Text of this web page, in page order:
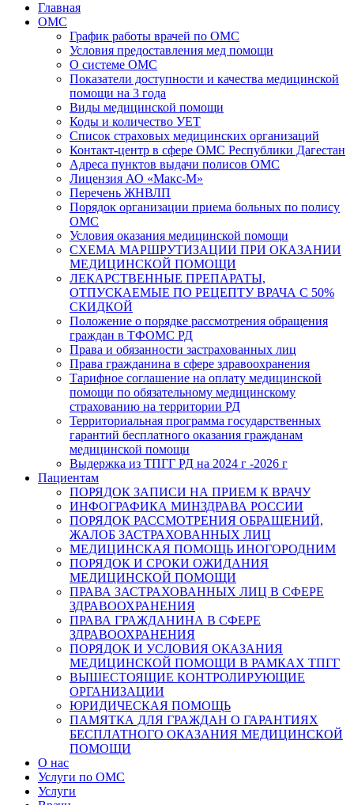
Главная
ОМС
График работы врачей по ОМС
Условия предоставления мед помощи
О системе ОМС
Показатели доступности и качества медицинской
помощи на 3 года
Виды медицинской помощи
Коды и количество УЕТ
Список страховых медицинских организаций
Контакт-центр в сфере ОМС Республики Дагестан
Адреса пунктов выдачи полисов ОМС
Лицензия АО «Макс-М»
Перечень ЖНВЛП
Порядок организации приема больных по полису
ОМС
Условия оказания медицинской помощи
СХЕМА МАРШРУТИЗАЦИИ ПРИ ОКАЗАНИИ
МЕДИЦИНСКОЙ ПОМОЩИ
ЛЕКАРСТВЕННЫЕ ПРЕПАРАТЫ,
ОТПУСКАЕМЫЕ ПО РЕЦЕПТУ ВРАЧА С 50%
СКИДКОЙ
Положение о порядке рассмотрения обращения
граждан в ТФОМС РД
Права и обязанности застрахованных лиц
Права гражданина в сфере здравоохранения
Тарифное соглашение на оплату медицинской
помощи по обязательному медицинскому
страхованию на территории РД
Территориальная программа государственных
гарантий бесплатного оказания гражданам
медицинской помощи
Выдержка из ТПГГ РД на 2024 г -2026 г
Пациентам
ПОРЯДОК ЗАПИСИ НА ПРИЕМ К ВРАЧУ
ИНФОГРАФИКА МИНЗДРАВА РОССИИ
ПОРЯДОК РАССМОТРЕНИЯ ОБРАЩЕНИЙ,
ЖАЛОБ ЗАСТРАХОВАННЫХ ЛИЦ
МЕДИЦИНСКАЯ ПОМОЩЬ ИНОГОРОДНИМ
ПОРЯДОК И СРОКИ ОЖИДАНИЯ
МЕДИЦИНСКОЙ ПОМОЩИ
ПРАВА ЗАСТРАХОВАННЫХ ЛИЦ В СФЕРЕ
ЗДРАВООХРАНЕНИЯ
ПРАВА ГРАЖДАНИНА В СФЕРЕ
ЗДРАВООХРАНЕНИЯ
ПОРЯДОК И УСЛОВИЯ ОКАЗАНИЯ
МЕДИЦИНСКОЙ ПОМОЩИ В РАМКАХ ТПГГ
ВЫШЕСТОЯЩИЕ КОНТРОЛИРУЮЩИЕ
ОРГАНИЗАЦИИ
ЮРИДИЧЕСКАЯ ПОМОЩЬ
ПАМЯТКА ДЛЯ ГРАЖДАН О ГАРАНТИЯХ
БЕСПЛАТНОГО ОКАЗАНИЯ МЕДИЦИНСКОЙ
ПОМОЩИ
О нас
Услуги по ОМС
Услуги